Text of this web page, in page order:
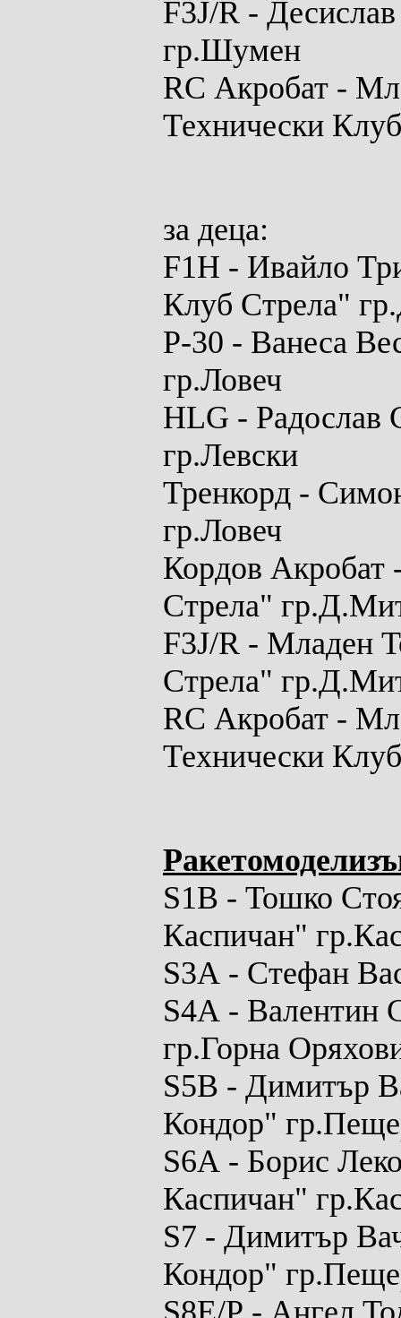
F3J/R -
гр.Шумен
RC Акробат -
Технически
за деца:
F1H - Ивайло
Клуб Стрела"
P-30 - Ванеса
гр.Ловеч
HLG - Радослав
гр.Левски
Тренкорд -
гр.Ловеч
Кордов Акробат
Стрела"
F3J/R - Младен
Стрела"
RC Акробат -
Технически
S1В - Тошко
Каспичан"
S3A - Стефан
S4A - Валентин
гр.Горна
S5B - Димитър
Кондор"
S6A - Борис
Каспичан"
S7 - Димитър
Кондор"